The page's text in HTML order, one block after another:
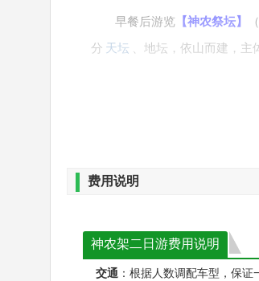
早餐后游览 【神农祭坛】
分 天坛
、地坛，依山而建，
览时间约1.5小时）（自愿自理
峡大瀑布主瀑高102米，宽80
温馨提示：三峡大瀑布为
费用说明
神农架二日游费用说明
交通 ：根据人数调配车型，保